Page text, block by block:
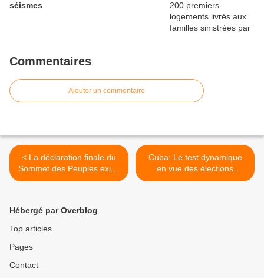
séismes
Commentaires
Ajouter un commentaire
< La déclaration finale du
Sommet des Peuples exige
la levée immédiate du
Cuba: Le test dynamique
en vue des élections
partielles a eu lieu
Hébergé par Overblog
Top articles
Pages
Contact